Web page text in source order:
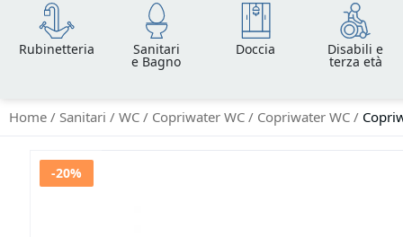
Rubinetteria Sanitari
e Bagno
Doccia Disabili e
terza età
Home Sanitari WC Copriwater WC Copriwater WC
Vai
-20%